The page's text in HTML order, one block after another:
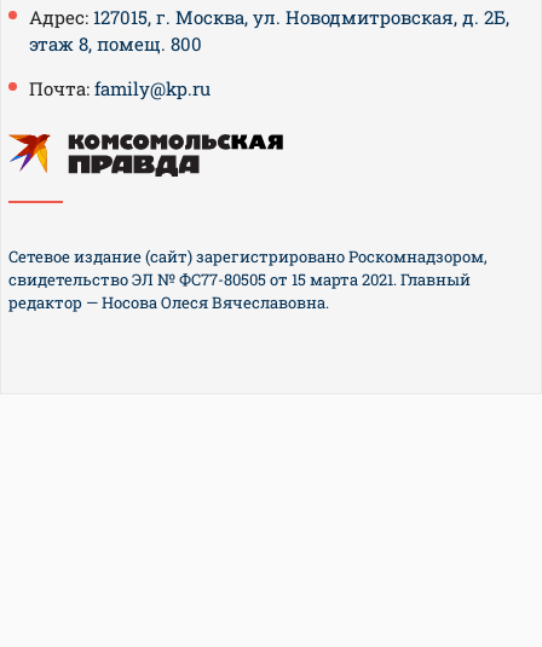
Адрес: 127015, г. Москва, ул. Новодмитровская, д. 2Б,
этаж 8, помещ. 800
Почта: family@kp.ru
Сетевое издание (сайт) зарегистрировано Роскомнадзором,
свидетельство ЭЛ № ФС77-80505 от 15 марта 2021. Главный
редактор — Носова Олеся Вячеславовна.